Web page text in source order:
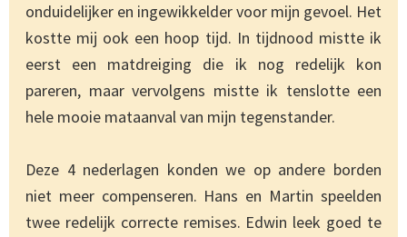
onduidelijker en ingewikkelder voor mijn gevoel. Het
kostte mij ook een hoop tijd. In tijdnood mistte ik
eerst een matdreiging die ik nog redelijk kon
pareren, maar vervolgens mistte ik tenslotte een
hele mooie mataanval van mijn tegenstander.
Deze 4 nederlagen konden we op andere borden
niet meer compenseren. Hans en Martin speelden
twee redelijk correcte remises. Edwin leek goed te